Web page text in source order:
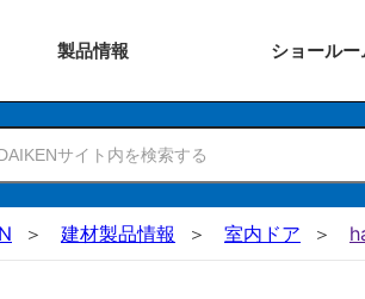
製品情報 ショールー
建材製品情報 室内ドア